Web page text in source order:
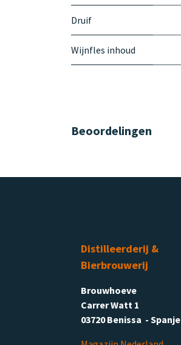
Druif
Wijnfles inhoud
Beoordelingen
Distilleerderij &
Bierbrouwerij
Brouwhoeve
Carrer Watt 1
03720 Benissa - Spanje